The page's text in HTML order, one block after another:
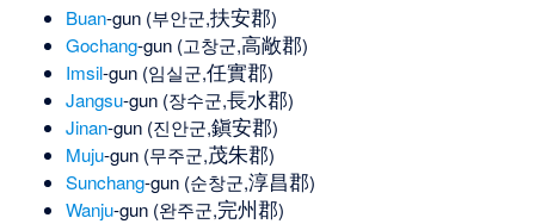
Buan-gun (부안군,扶安郡)
Gochang-gun (고창군,高敞郡)
Imsil-gun (임실군,任實郡)
Jangsu-gun (장수군,長水郡)
Jinan-gun (진안군,鎭安郡)
Muju-gun (무주군,茂朱郡)
Sunchang-gun (순창군,淳昌郡)
Wanju-gun (완주군,完州郡)